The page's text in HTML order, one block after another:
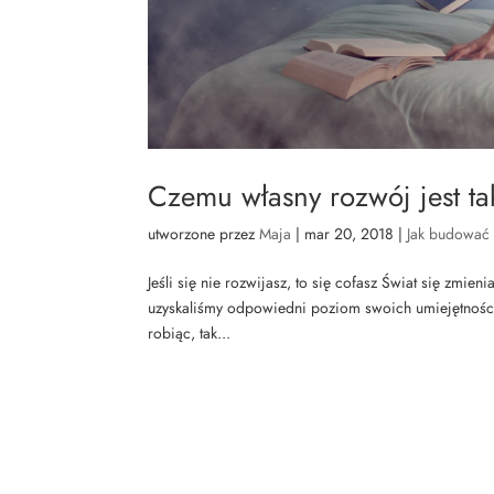
Czemu własny rozwój jest
utworzone przezMaja | mar 20, 2018 | Jak
Jeśli się nie rozwijasz, to się cofasz Świat się
uzyskaliśmy odpowiedni poziom swoich
robiąc, tak...